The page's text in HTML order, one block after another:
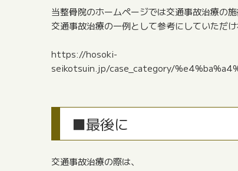
当整骨院のホームページでは交通事故治療の
交通事故治療の一例として参考にしていただけ
https://hosoki-
seikotsuin.jp/case_category/
■最後に
交通事故治療の際は、